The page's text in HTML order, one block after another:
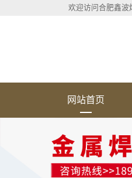
欢迎访问合肥鑫波
网站首页